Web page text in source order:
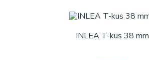
INLEA T-kus 38 mm